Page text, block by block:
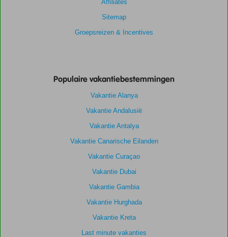
Affiliates
Sitemap
Groepsreizen & Incentives
Populaire vakantiebestemmingen
Vakantie Alanya
Vakantie Andalusië
Vakantie Antalya
Vakantie Canarische Eilanden
Vakantie Curaçao
Vakantie Dubai
Vakantie Gambia
Vakantie Hurghada
Vakantie Kreta
Last minute vakanties